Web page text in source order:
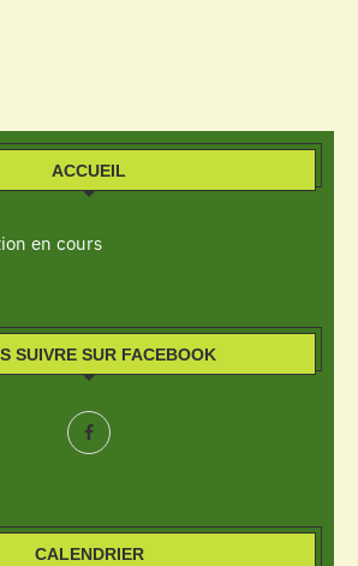
ACCUEIL
en cours
SUIVRE SUR FACEBOOK
CALENDRIER